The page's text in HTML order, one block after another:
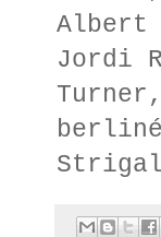
Albert
Jordi